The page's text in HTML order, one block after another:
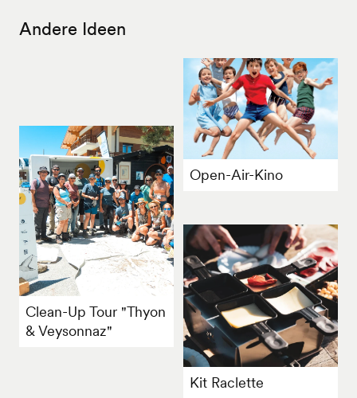
Andere Ideen
Open-Air-Kino
Clean-Up Tour "Thyon
& Veysonnaz"
Kit Raclette